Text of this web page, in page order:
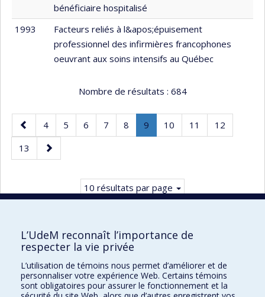
bénéficiaire hospitalisé
1993
Facteurs reliés à l&apos;épuisement
professionnel des infirmières francophones
oeuvrant aux soins intensifs au Québec
Nombre de résultats : 684
Page
précédente
Page
4 Page
5 Page
6 Page
7 Page
8 Page
9
Page
Page
10 Page
11 Page
12
Page
13
Page
suivante
10 résultats par page
Faculté des sciences infirmières
Pavillon Marguerite-d'Youville
2375, chemin de la Côte-Sainte-Catherine
L’UdeM reconnaît l’importance de
respecter la vie privée
L’utilisation de témoins nous permet d’améliorer et de
personnaliser votre expérience Web. Certains témoins
sont obligatoires pour assurer le fonctionnement et la